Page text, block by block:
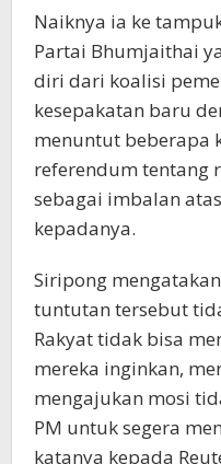
Naiknya ia ke
Partai Bhumjaithai
diri dari koalisi
kesepakatan baru
menuntut beberapa
referendum tentang
sebagai imbalan
kepadanya.
Siripong
tuntutan tersebut
Rakyat tidak bisa
mereka inginkan,
mengajukan mosi
PM untuk segera
katanya kepada